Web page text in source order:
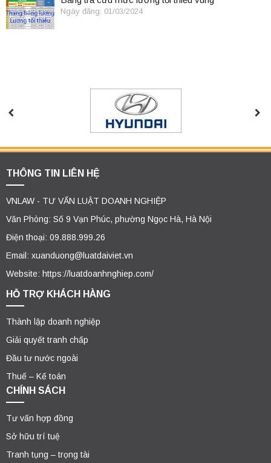
Ngày đăng: 01/03/2024
THÔNG TIN LIÊN HỆ
VNLAW - TƯ VẤN LUẬT DOANH NGHIỆP
Văn Phòng: Số 9 Vạn Phúc, phường Ngọc Hà, Hà Nội
Điện thoại: 09.888.999.26
Email: xuanduong@luatdaiviet.vn
Website: https://luatdoanhnghiep.com/
HỖ TRỢ KHÁCH HÀNG
Thành lập doanh nghiệp
Giải quyết tranh chấp
Đầu tư nước ngoài
Thuế – Kế toán
CHÍNH SÁCH
Tư vấn hợp đồng
Sở hữu trí tuệ
Tranh tụng – trọng tài